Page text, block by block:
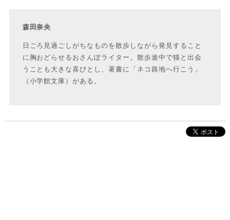
森田奈央
日ごろ見過ごしがちなものを散歩しながら発見すること
に胸おどらせるおさんぽライター。散歩途中で猫と出会
うことも大きな喜びとし、著書に「ネコ路地へ行こう」
（小学館文庫）がある。